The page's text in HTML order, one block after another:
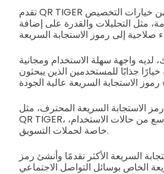
تقدم QR TIGER مجموعة متنوعة من خيارات التخصيص
مثل التحليلات والقدرة على إضافة
لديه واجهة سهلة الاستخدام ومجانية
جذابًا للمستخدمين الذين يبحثون
الاستجابة السريعة عالية الجودة
الاستجابة السريعة المحترف، مثل
QR TIGER، مناسب لمجموعة أوسع من حالات الاستخدام،
خاصة لحملات التسويق.
السريعة الأكثر تقدمًا وأنشئ رمز
الخاص بوسائل التواصل الاجتماعي